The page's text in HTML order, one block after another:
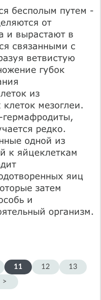
бесполым путем -
от
и вырастают в
связанными с
ветвистую
губок
из
мезоглеи.
гермафродиты,
редко.
одной из
к яйцеклеткам
яиц
затем
и
организм.
11 12
13
>